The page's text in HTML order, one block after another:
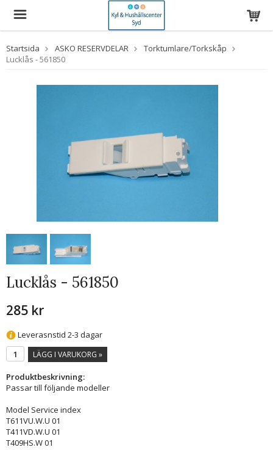
Startsida ASKO RESERVDELAR
Torktumlare/Torkskåp
Lucklås - 561850
Lucklås - 561850
285 kr
Leverasnstid 2-3 dagar
LÄGG I VARUKORG »
Produktbeskrivning:
Passar till följande modeller
Model Service index
T611VU.W.U 01
T411VD.W.U 01
T409HS.W 01